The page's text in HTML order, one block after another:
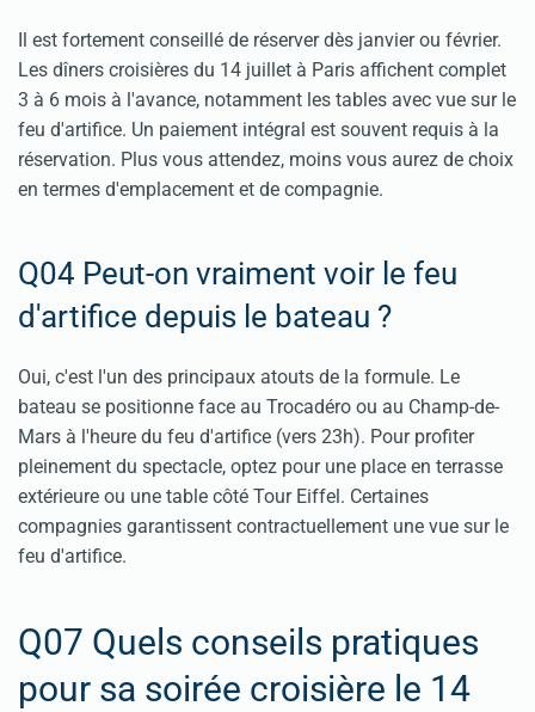
Il est fortement conseillé de réserver dès janvier ou février.
Les dîners croisières du 14 juillet à Paris affichent complet
3 à 6 mois à l'avance, notamment les tables avec vue sur le
feu d'artifice. Un paiement intégral est souvent requis à la
réservation. Plus vous attendez, moins vous aurez de choix
en termes d'emplacement et de compagnie.
Q04 Peut-on vraiment voir le feu
d'artifice depuis le bateau ?
Oui, c'est l'un des principaux atouts de la formule. Le
bateau se positionne face au Trocadéro ou au Champ-de-
Mars à l'heure du feu d'artifice (vers 23h). Pour profiter
pleinement du spectacle, optez pour une place en terrasse
extérieure ou une table côté Tour Eiffel. Certaines
compagnies garantissent contractuellement une vue sur le
feu d'artifice.
Q07 Quels conseils pratiques
pour sa soirée croisière le 14